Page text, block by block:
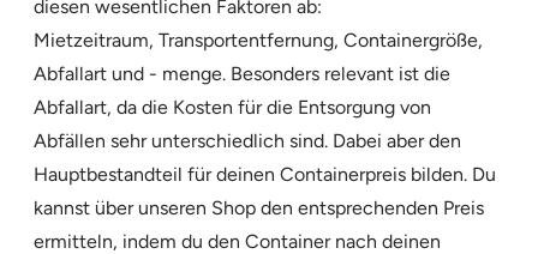
diesen wesentlichen Faktoren ab:
Mietzeitraum, Transportentfernung, Containergröße,
Abfallart und - menge. Besonders relevant ist die
Abfallart, da die Kosten für die Entsorgung von
Abfällen sehr unterschiedlich sind. Dabei aber den
Hauptbestandteil für deinen Containerpreis bilden. Du
kannst über unseren Shop den entsprechenden Preis
ermitteln, indem du den Container nach deinen